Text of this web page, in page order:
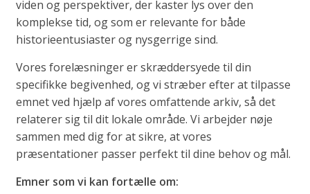
viden og perspektiver, der kaster lys over den
komplekse tid, og som er relevante for både
historieentusiaster og nysgerrige sind.
Vores forelæsninger er skræddersyede til din
specifikke begivenhed, og vi stræber efter at tilpasse
emnet ved hjælp af vores omfattende arkiv, så det
relaterer sig til dit lokale område. Vi arbejder nøje
sammen med dig for at sikre, at vores
præsentationer passer perfekt til dine behov og mål.
Emner som vi kan fortælle om: